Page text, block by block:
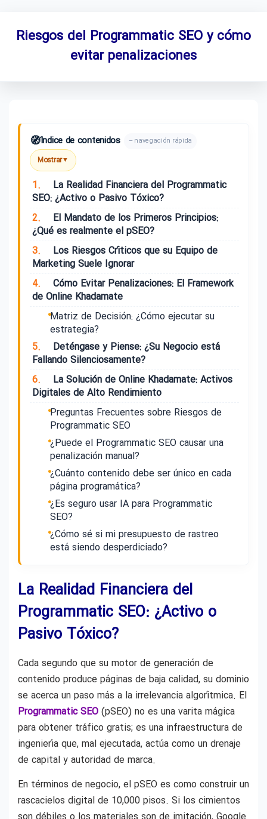
Riesgos del Programmatic SEO y cómo
evitar penalizaciones
🧭Índice de contenidos – navegación rápida
Mostrar▼
1.
La Realidad Financiera del Programmatic
SEO: ¿Activo o Pasivo Tóxico?
2.
El Mandato de los Primeros Principios:
¿Qué es realmente el pSEO?
3.
Los Riesgos Críticos que su Equipo de
Marketing Suele Ignorar
4.
Cómo Evitar Penalizaciones: El Framework
de Online Khadamate
Matriz de Decisión: ¿Cómo ejecutar su
estrategia?
5.
Deténgase y Piense: ¿Su Negocio está
Fallando Silenciosamente?
6.
La Solución de Online Khadamate: Activos
Digitales de Alto Rendimiento
Preguntas Frecuentes sobre Riesgos de
Programmatic SEO
¿Puede el Programmatic SEO causar una
penalización manual?
¿Cuánto contenido debe ser único en cada
página programática?
¿Es seguro usar IA para Programmatic
SEO?
¿Cómo sé si mi presupuesto de rastreo
está siendo desperdiciado?
La Realidad Financiera del
Programmatic SEO: ¿Activo o
Pasivo Tóxico?
Cada segundo que su motor de generación de
contenido produce páginas de baja calidad, su dominio
se acerca un paso más a la irrelevancia algorítmica. El
Programmatic SEO (pSEO) no es una varita mágica
para obtener tráfico gratis; es una infraestructura de
ingeniería que, mal ejecutada, actúa como un drenaje
de capital y autoridad de marca.
En términos de negocio, el pSEO es como construir un
rascacielos digital de 10,000 pisos. Si los cimientos